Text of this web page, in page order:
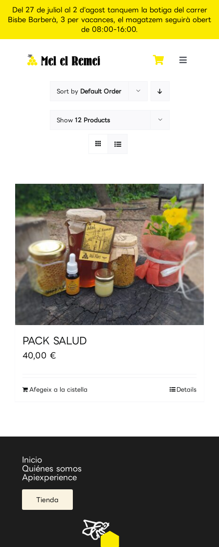
Del 27 de juliol al 2 d'agost tanquem la botiga del carrer
Bisbe Barberà, 3 per vacances, el magatzem seguirà obert
de 08:00-16:00.
content
Toggle
Apiexperience Alcover
Contacte
Sort by Default Order
Show 12 Products
PACK SALUD
40,00 €
Afegeix a la cistella Details
Inicio
Quiénes somos
Apiexperience
Tienda